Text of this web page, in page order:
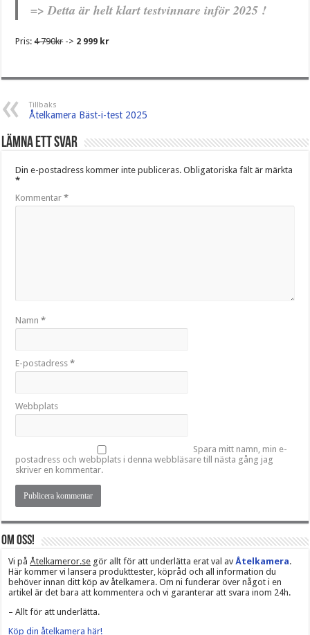
=> Detta är helt klart testvinnare inför 2025 !
Pris:4 790kr-> 2 999 kr
Tillbaks
Åtelkamera Bäst-i-test 2025
Lämna ett svar
Din e-postadress kommer inte publiceras. Obligatoriska fält är märkta
*
Kommentar*
Namn*
E-postadress*
Webbplats
Spara mitt namn, min e-
postadress och webbplats i denna webbläsare till nästa gång jag
skriver en kommentar.
Om oss!
Vi på Åtelkameror.se gör allt för att underlätta erat val avÅtelkamera.
Här kommer vi lansera produkttester, köpråd och all information du
behöver innan ditt köp av åtelkamera. Om ni funderar över något i en
artikel är det bara att kommentera och vi garanterar att svara inom 24h.
– Allt för att underlätta.
Köp din åtelkamera här!